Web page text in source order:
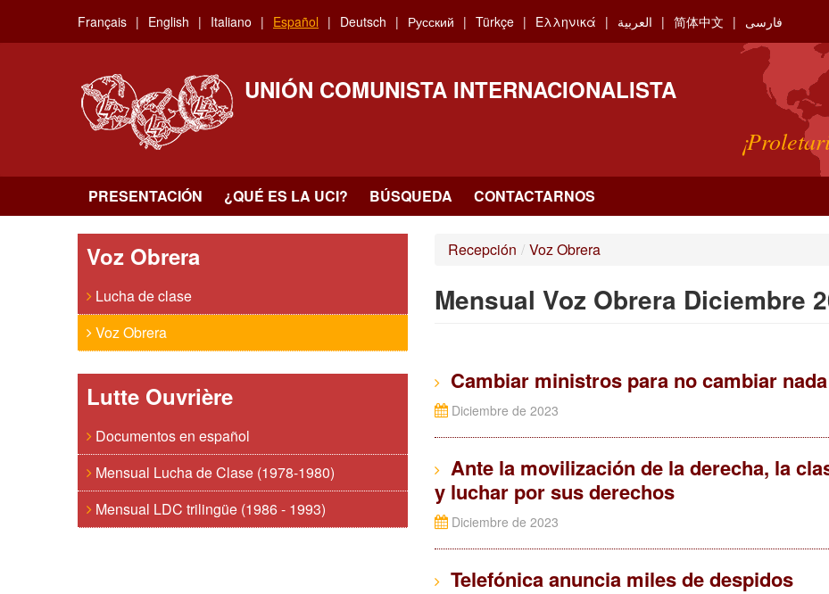
main
Français English Italiano Español Deutsch Русский Türkçe Ελληνικά العربية 简体中文 فارسی
UNIÓN COMUNISTA INTERNACIONALISTA
PRESENTACIÓN ¿QUÉ ES LA UCI? BÚSQUEDA CONTACTARNOS
Voz Obrera
Lucha de clase
Voz Obrera
Lutte Ouvrière
Documentos en español
Mensual Lucha de Clase (1978-1980)
Mensual LDC trilingüe (1986 - 1993)
Recepción / Voz Obrera
Mensual Voz Obrera Diciembre
Cambiar ministros para no cambiar nada
Diciembre de 2023
Ante la movilización de la derecha, la
y luchar por sus derechos
Diciembre de 2023
Telefónica anuncia miles de despidos